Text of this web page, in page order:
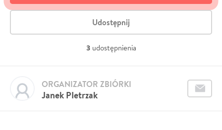
Udostępnij
3 udostępnienia
Janek PIetrzak
ORGANIZATOR ZBIÓRKI